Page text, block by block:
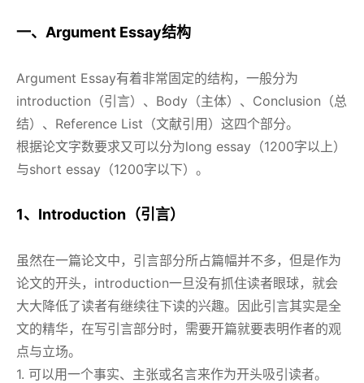
一、Argument Essay结构
Argument Essay有着非常固定的结构，一般分为
introduction（引言）、Body（主体）、Conclusion（总
结）、Reference List（文献引用）这四个部分。
根据论文字数要求又可以分为long essay（1200字以上）
与short essay（1200字以下）。
1、Introduction（引言）
虽然在一篇论文中，引言部分所占篇幅并不多，但是作为
论文的开头，introduction一旦没有抓住读者眼球，就会
大大降低了读者有继续往下读的兴趣。因此引言其实是全
文的精华，在写引言部分时，需要开篇就要表明作者的观
点与立场。
1. 可以用一个事实、主张或名言来作为开头吸引读者。